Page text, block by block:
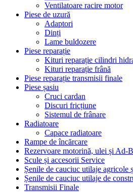
Ventilatoare racire motor
Piese de uzură
Adaptori
Dinți
Lame buldozere
Piese reparație
Kituri reparație cilindri
Kituri reparație frână
Piese reparație transmisii finale
Piese șasiu
Cruci cardan
Discuri fricțiune
Sistemul de frânare
Radiatoare
Capace radiatoare
Rampe de încărcare
Rezervoare motorină, ulei și Ad-
Scule și accesorii Service
Șenile de cauciuc utilaje agricole
Șenile de cauciuc utilaje de
Transmisii Finale